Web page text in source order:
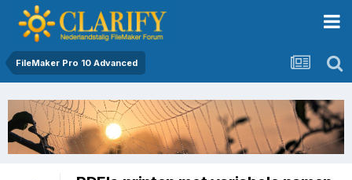
FileMaker Pro 10 Advanced